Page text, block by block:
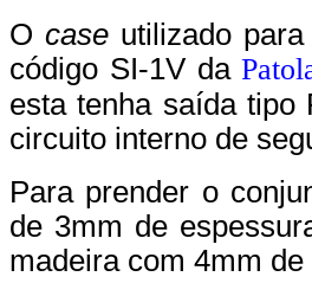
O case utilizado
código SI-1V da
esta tenha saída tipo
circuito interno de
Para prender o
de 3mm de
madeira com 4mm de